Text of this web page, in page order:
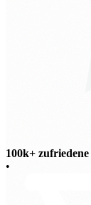
100k+ zufriedene
•